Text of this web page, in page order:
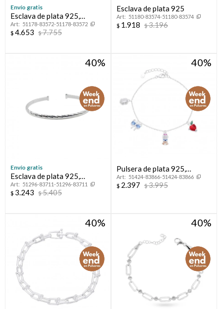
Envío gratis
Esclava de plata 925,
NUDITOS.
51178-83572-51178-83572
$ 4.653 $7.755
Esclava de plata 925
51180-83574-51180-83574
$ 1.918 $3.196
40
Envío gratis
Esclava de plata 925,
LAPIDADA.
51296-83711-51296-83711
$ 3.243 $5.405
40
Pulsera de plata 925,
PRINCESAS.
51424-83866-51424-83866
$ 2.397 $3.995
40 40